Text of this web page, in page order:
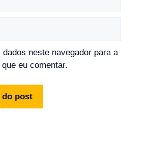
dados neste navegador para a
eu comentar.